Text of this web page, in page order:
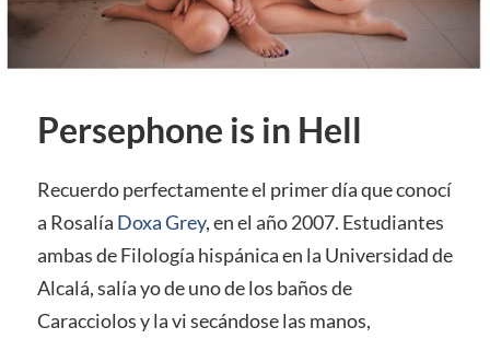
Persephone is in Hell
Recuerdo perfectamente el primer día que conocí
a Rosalía Doxa Grey, en el año 2007. Estudiantes
ambas de Filología hispánica en la Universidad de
Alcalá, salía yo de uno de los baños de
Caracciolos y la vi secándose las manos,